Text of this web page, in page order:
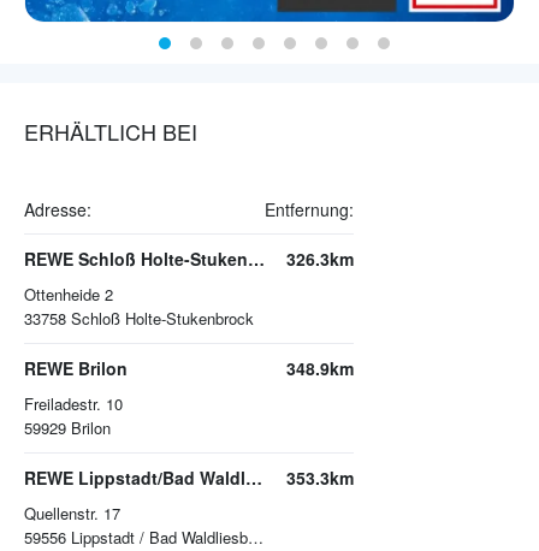
ERHÄLTLICH BEI
Adresse: Entfernung:
REWE Schloß Holte-Stukenbrock
Ottenheide 2
33758 Schloß Holte-Stukenbrock
326.3km
REWE Brilon
Freiladestr. 10
59929 Brilon
348.9km
REWE Lippstadt/Bad Waldliesborn
Quellenstr. 17
59556 Lippstadt / Bad Waldliesborn
353.3km